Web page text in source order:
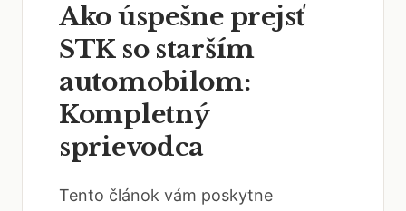
Ako úspešne prejsť
STK so starším
automobilom:
Kompletný
sprievodca
Tento článok vám poskytne